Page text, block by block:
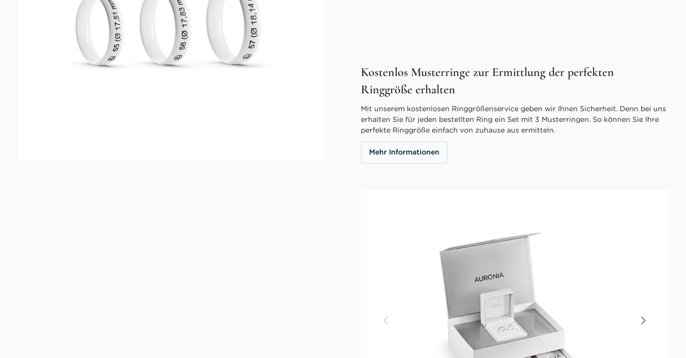
Kostenlos Musterringe zur Ermittlung der perfekten
Ringgröße erhalten
Mit unserem kostenlosen Ringgrößenservice geben wir Ihnen Sicherheit. Denn bei uns
erhalten Sie für jeden bestellten Ring ein Set mit 3 Musterringen. So können Sie Ihre
perfekte Ringgröße einfach von zuhause aus ermitteln.
Mehr Informationen